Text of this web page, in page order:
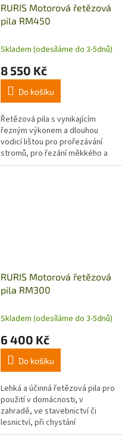
RURIS Motorová řetězová
pila RM450
Skladem (odesíláme do 3-5dnů)
8 550 Kč
Do košíku
Řetězová pila s vynikajícím
řezným výkonem a dlouhou
vodicí lištou pro prořezávání
stromů, pro řezání měkkého a
tvrdého dřeva, pro stavební a
RURIS Motorová řetězová
pila RM300
Skladem (odesíláme do 3-5dnů)
6 400 Kč
Do košíku
Lehká a účinná řetězová pila pro
použití v domácnosti, v
zahradě, ve stavebnictví či
lesnictví, při chystání
palivového dříví, údržbě korun